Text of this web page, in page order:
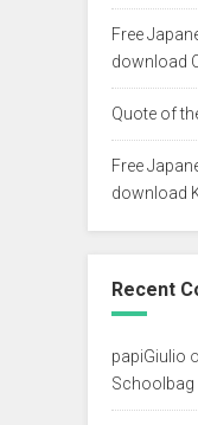
Free
download
Quote of
Free
download
Recent
papiGiulio
Schoolbag